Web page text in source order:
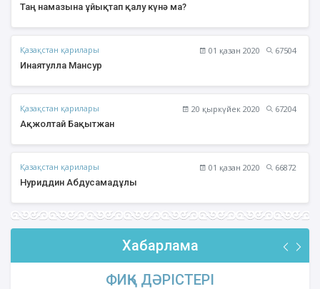
Таң намазына ұйықтап қалу күнә ма?
Қазақстан қарилары 01 қазан 2020
67504
Инаятулла Мансур
Қазақстан қарилары 20 қыркүйек 2020
67204
Ақжолтай Бақытжан
Қазақстан қарилары 01 қазан 2020
66872
Нуриддин Абдусамадұлы
Хабарлама
ФИҚҺ ДӘРІСТЕРІ